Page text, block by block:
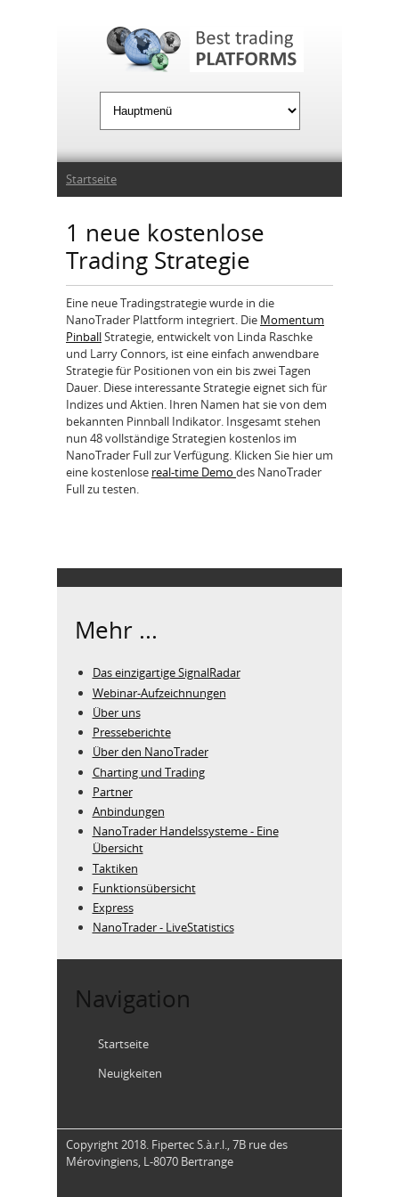
Sie sind hier
Startseite
1 neue kostenlose
Trading Strategie
Eine neue Tradingstrategie wurde in die
NanoTrader Plattform integriert. Die Momentum
PinballStrategie, entwickelt von Linda Raschke
und Larry Connors, ist eine einfach anwendbare
Strategie für Positionen von ein bis zwei Tagen
Dauer. Diese interessante Strategie eignet sich für
Indizes und Aktien. Ihren Namen hat sie von dem
bekannten Pinnball Indikator. Insgesamt stehen
nun 48 vollständige Strategien kostenlos im
NanoTrader Full zur Verfügung. Klicken Sie hier um
eine kostenlose real-time Demo des NanoTrader
Full zu testen.
Mehr ...
Das einzigartige SignalRadar
Webinar-Aufzeichnungen
Über uns
Presseberichte
Über den NanoTrader
Charting und Trading
Partner
Anbindungen
NanoTrader Handelssysteme - Eine
Übersicht
Taktiken
Funktionsübersicht
Express
NanoTrader - LiveStatistics
Navigation
Startseite
Neuigkeiten
Copyright 2018. Fipertec S.à.r.l., 7B rue des
Mérovingiens, L-8070 Bertrange